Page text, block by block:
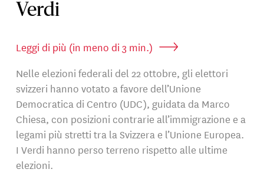
Verdi
Leggi di più (in meno di 3 min.)
Nelle elezioni federali del 22 ottobre, gli elettori
svizzeri hanno votato a favore dell’Unione
Democratica di Centro (UDC), guidata da Marco
Chiesa, con posizioni contrarie all’immigrazione e a
legami più stretti tra la Svizzera e l’Unione Europea.
I Verdi hanno perso terreno rispetto alle ultime
elezioni.